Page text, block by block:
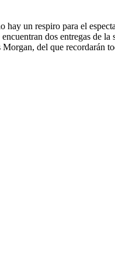
un respiro para el
dos entregas de la
del que recordarán